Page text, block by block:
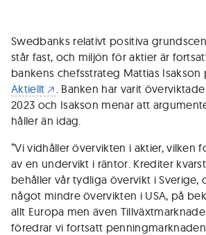
Swedbanks relativt positiva
står fast, och miljön för aktier är
bankens chefsstrateg Mattias Isakson
Aktiellt
. Banken har varit
2023 och Isakson menar att
håller än idag.
”Vi vidhåller övervikten i aktier, vilken
av en undervikt i räntor. Krediter
behåller vår tydliga övervikt i Sverige,
något mindre övervikten i USA, på
allt Europa men även
föredrar vi fortsatt